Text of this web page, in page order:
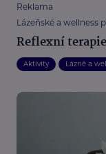
Reklama
Lázeňské a wellness
Reflexní
Aktivity Lázně a